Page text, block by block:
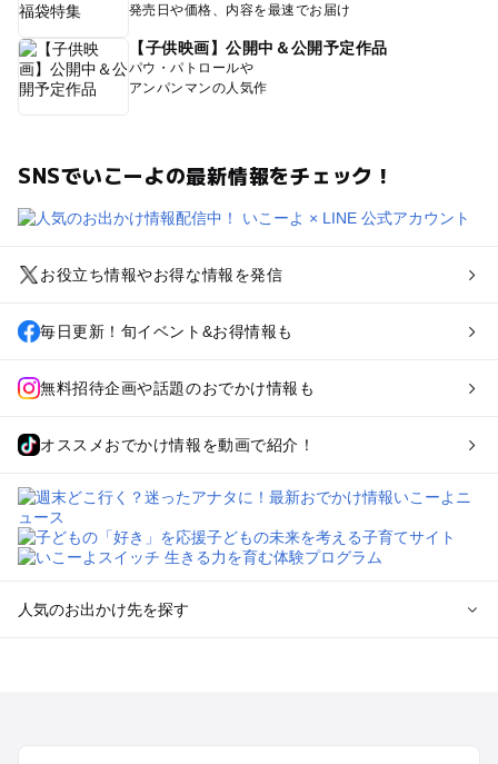
発売日や価格、内容を最速でお届け
【子供映画】公開中＆公開予定作品
パウ・パトロールや
アンパンマンの人気作
SNSでいこーよの最新情報をチェック！
お役立ち情報やお得な情報を発信
毎日更新！旬イベント&お得情報も
無料招待企画や話題のおでかけ情報も
オススメおでかけ情報を動画で紹介！
人気のお出かけ先を探す